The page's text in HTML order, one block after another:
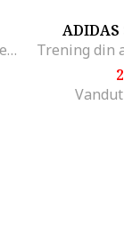
Trening cu Mickey Mouse, Negru/Verde lime
ADIDAS